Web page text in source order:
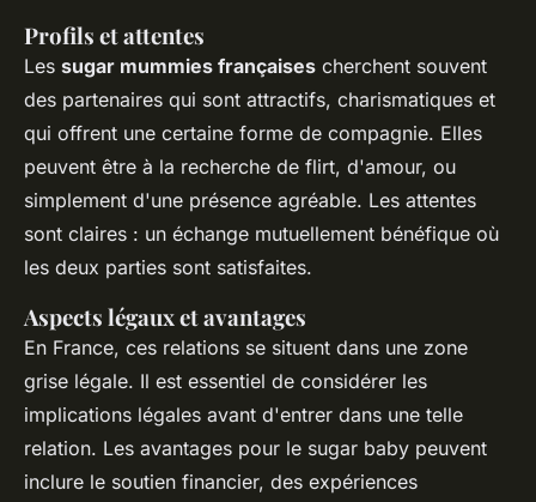
Profils et attentes
Les sugar mummies françaises cherchent souvent
des partenaires qui sont attractifs, charismatiques et
qui offrent une certaine forme de compagnie. Elles
peuvent être à la recherche de flirt, d'amour, ou
simplement d'une présence agréable. Les attentes
sont claires : un échange mutuellement bénéfique où
les deux parties sont satisfaites.
Aspects légaux et avantages
En France, ces relations se situent dans une zone
grise légale. Il est essentiel de considérer les
implications légales avant d'entrer dans une telle
relation. Les avantages pour le sugar baby peuvent
inclure le soutien financier, des expériences